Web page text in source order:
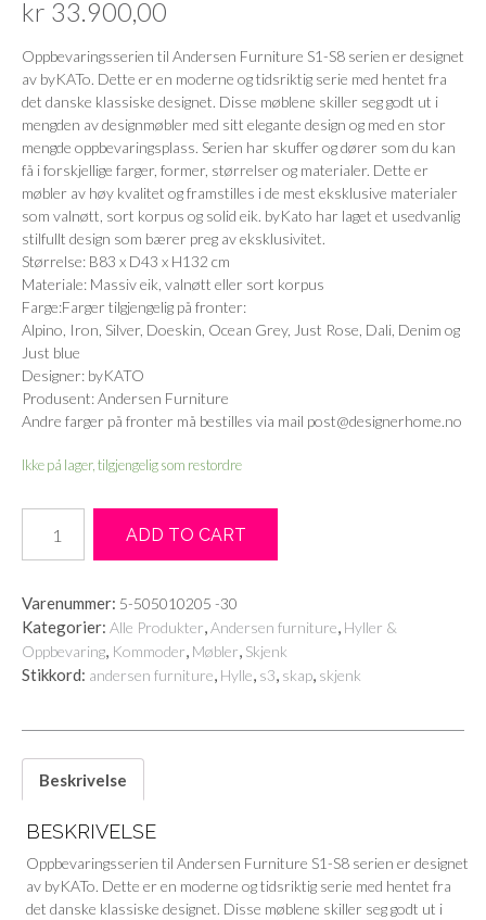
kr 33.900,00
Oppbevaringsserien til Andersen Furniture S1-S8 serien er designet
av byKATo. Dette er en moderne og tidsriktig serie med hentet fra
det danske klassiske designet. Disse møblene skiller seg godt ut i
mengden av designmøbler med sitt elegante design og med en stor
mengde oppbevaringsplass. Serien har skuffer og dører som du kan
få i forskjellige farger, former, størrelser og materialer. Dette er
møbler av høy kvalitet og framstilles i de mest eksklusive materialer
som valnøtt, sort korpus og solid eik. byKato har laget et usedvanlig
stilfullt design som bærer preg av eksklusivitet.
Størrelse: B83 x D43 x H132 cm
Materiale: Massiv eik, valnøtt eller sort korpus
Farge:Farger tilgjengelig på fronter:
Alpino, Iron, Silver, Doeskin, Ocean Grey, Just Rose, Dali, Denim og
Just blue
Designer: byKATO
Produsent: Andersen Furniture
Andre farger på fronter må bestilles via mail post@designerhome.no
Ikke på lager, tilgjengelig som restordre
Valnøtt/hvit
Andersen
antall
ADD TO CART
Varenummer: 5-505010205 -30
Kategorier: Alle Produkter,Andersen furniture, Hyller &
Oppbevaring, Kommoder, Møbler, Skjenk
Stikkord: andersen furniture, Hylle, s3, skap, skjenk
Beskrivelse
BESKRIVELSE
Oppbevaringsserien til Andersen Furniture S1-S8 serien er designet
av byKATo. Dette er en moderne og tidsriktig serie med hentet fra
det danske klassiske designet. Disse møblene skiller seg godt ut i